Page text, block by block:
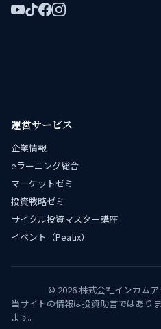
運営サービス
企業情報
eラーニング総合
マーケットゼミ
投資戦略ゼミ
サイクル投資マスター講座
イベント（Peatix）
© 2026 株式会社インカム
当サイトの情報は投資助言ではあり
ます。